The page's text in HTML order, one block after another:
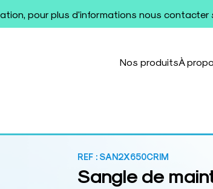
pour plus d'informations nous contacter
Nos produitsÀ
REF : SAN2X650CRIM
Sangle de